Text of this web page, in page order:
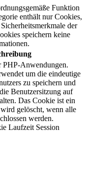
Funktion
enthält nur Cookies,
der
speichern keine
PHP-Anwendungen.
um die eindeutige
zu speichern und
Benutzersitzung auf
Das Cookie ist ein
gelöscht, wenn alle
werden.
Laufzeit Session